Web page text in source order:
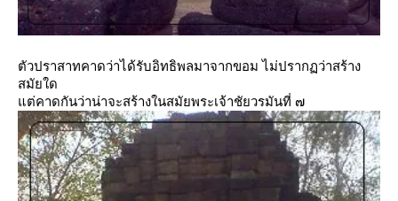
ตัวปราสาทคาดว่าได้รับอิทธิพลมาจากขอม ไม่ปรากฏว่าสร้าง
สมัยใด
ต่คาดกันว่าน่าจะสร้างในสมัยพระเจ้าชัยวรมันที่ ๗